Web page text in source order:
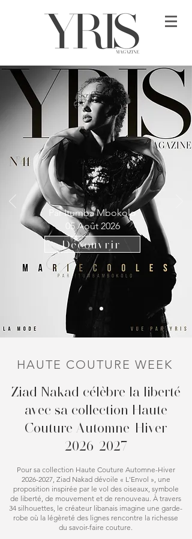
Par Itumba Mbokolo
05 Août 2026
Découvrir
HAUTE COUTURE WEEK
Ziad Nakad célèbre la liberté
avec sa collection Haute
Couture Automne-Hiver
2026-2027
Pour sa collection Haute Couture Automne-Hiver
2026-2027, Ziad Nakad dévoile « L'Envol », une
proposition inspirée par le vol des oiseaux, symbole
de liberté, de mouvement et de renouveau. À travers
34 silhouettes, le créateur libanais imagine une garde-
robe où la légèreté des lignes rencontre la richesse
du savoir-faire couture.